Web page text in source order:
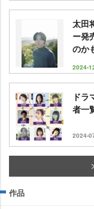
太田
ー発
のか
2024-
ド
者一
2024-
作品